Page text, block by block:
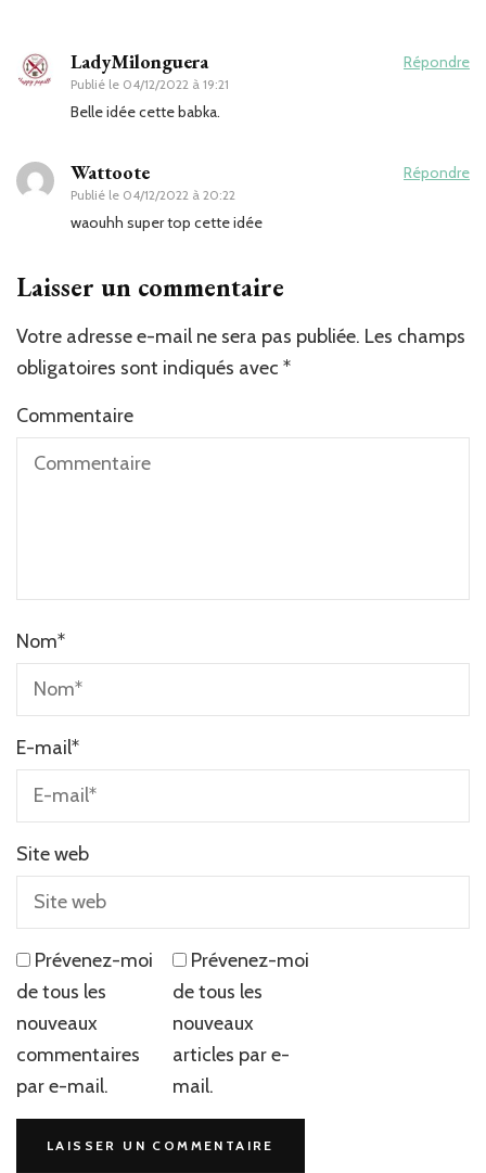
LadyMilonguera
Publié le 04/12/2022 à 19:21
Répondre
Belle idée cette babka.
Wattoote
Publié le 04/12/2022 à 20:22
Répondre
waouhh super top cette idée
Laisser un commentaire
Votre adresse e-mail ne sera pas publiée. Les champs
obligatoires sont indiqués avec *
Commentaire
Nom*
E-mail*
Site web
Prévenez-moi
de tous les
nouveaux
commentaires
par e-mail.
Prévenez-moi
de tous les
nouveaux
articles par e-
mail.